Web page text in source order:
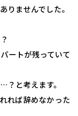
りませんでした。
ートが残っていて
と考えます。
れば辞めなかった